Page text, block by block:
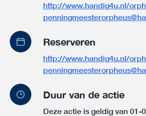
http://www.handig4u.nl/
Reserveren
http://www.handig4u.nl/
Duur van de actie
Deze actie is geldig van 01-